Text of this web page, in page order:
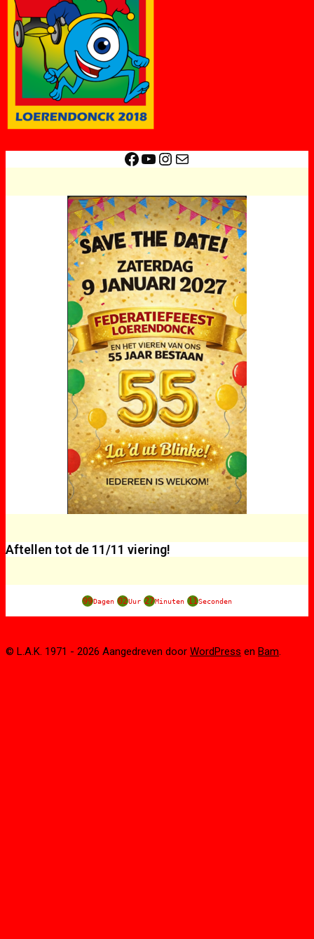
Facebook
YouTube
Instagram
E-mail
Aftellen tot de 11/11 viering!
99Dagen 02Uur 27Minuten 11Seconden
© L.A.K. 1971 - 2026 Aangedreven door WordPress en Bam.